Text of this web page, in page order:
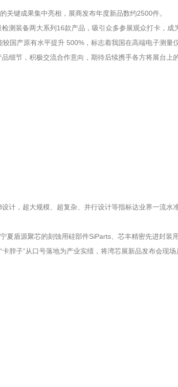
关键成果集中亮相，展商发布年度新品数约2500件。
装备两大系列16款产品，吸引众多参展观众打卡，成
国产原有水平提升 500%，标志着我国在高端电子测量
节，积极交流合作意向，期待后续携手各方将展台上
计，超大规模、超复杂、并行设计等指标达业界一流水
盾源聚芯的刻蚀用硅部件SiParts、芯丰精密先进封装
脖子”从口号落地为产业实绩，将湾芯展新品发布会现